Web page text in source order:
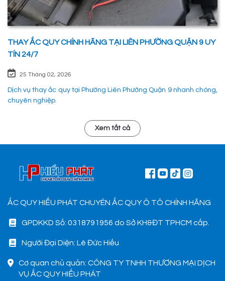
THAY ẮC QUY CHÍNH HÃNG TẠI LIÊN PHƯỜNG QUẬN 9 UY
TÍN 24/7
25 Tháng 02, 2026
Dịch vụ thay ắc quy tại Phường Liên Phường Quận 9 nhanh chóng,
chuyên nghiệp.
Xem tất cả
ẮC QUY HIẾU PHÁT CHUYÊN ẮC QUY Ô TÔ CHÍNH HÃNG
GPDKKD Số: 0318791956 do Sở KH&ĐT TPHCM cấp.
Người Đại Diện: Lê Đức Hiếu
Cơ quan chủ quản: CÔNG TY TNHH THƯƠNG MẠI DỊCH
VỤ ẮC QUY HIẾU PHÁT